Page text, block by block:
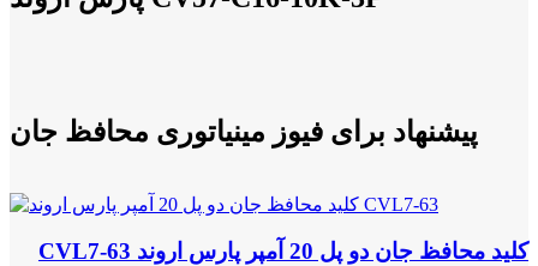
پیشنهاد برای فیوز مینیاتوری محافظ جان
کلید محافظ جان دو پل 20 آمپر پارس اروند CVL7-63